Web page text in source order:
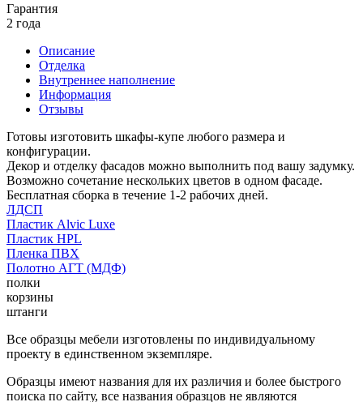
Гарантия
2 года
Описание
Отделка
Внутреннее наполнение
Информация
Отзывы
Готовы изготовить шкафы-купе любого размера и
конфигурации.
Декор и отделку фасадов можно выполнить под вашу задумку.
Возможно сочетание нескольких цветов в одном фасаде.
Бесплатная сборка в течение 1-2 рабочих дней.
ЛДСП
Пластик Alvic Luxe
Пластик HPL
Пленка ПВХ
Полотно АГТ (МДФ)
полки
корзины
штанги
Все образцы мебели изготовлены по индивидуальному
проекту в единственном экземпляре.
Образцы имеют названия для их различия и более быстрого
поиска по сайту, все названия образцов не являются